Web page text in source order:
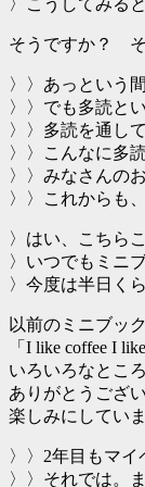
〉こうしてみる
そうですか？ そ
〉〉あっという
〉〉でも多読と
〉〉多読を通し
〉〉こんなに多
〉〉みなさんの
〉〉これからも
〉はい、こちら
〉いつでもミニ
〉今度は半日く
以前のミニブッ
「I like coffee I
いろいろなとこ
ありがとうござ
楽しみにしていま
〉〉2年目もマイ
〉〉それでは。ま